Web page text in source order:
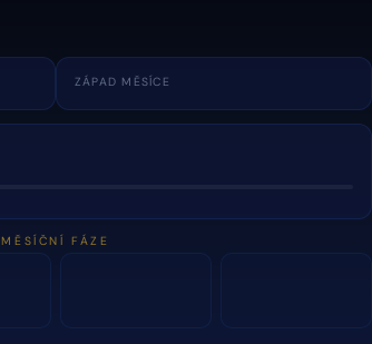
ZÁPAD MĚSÍCE
MĚSÍČNÍ FÁZE